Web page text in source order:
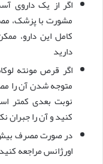
اگر از یک داروی
مشورت با پزشک،
کامل این دارو،
دارید
متوجه شدن آن را
نوبت بعدی کمتر
کنید و آن را جبران
در صورت مصرف بیش
اورژانس مراجعه